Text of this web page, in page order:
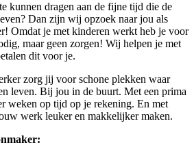
kunnen dragen aan de fijne tijd die de
Dan zijn wij opzoek naar jou als
Omdat je met kinderen werkt heb je voor
maar geen zorgen! Wij helpen je met
dit voor je.
zorg jij voor schone plekken waar
leven. Bij jou in de buurt. Met een prima
weken op tijd op je rekening. En met
werk leuker en makkelijker maken.